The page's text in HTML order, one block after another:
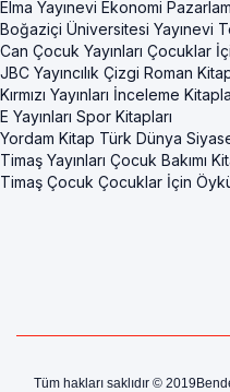
Elma Yayınevi Ekonomi
Boğaziçi Üniversitesi Yayınevi
Can Çocuk Yayınları Çocuklar
JBC Yayıncılık Çizgi Roman
Kırmızı Yayınları İnceleme
E Yayınları Spor Kitapları
Yordam Kitap Türk Dünya
Timaş Yayınları Çocuk Bakımı
Timaş Çocuk Çocuklar İçin
Tüm hakları saklıdır ©